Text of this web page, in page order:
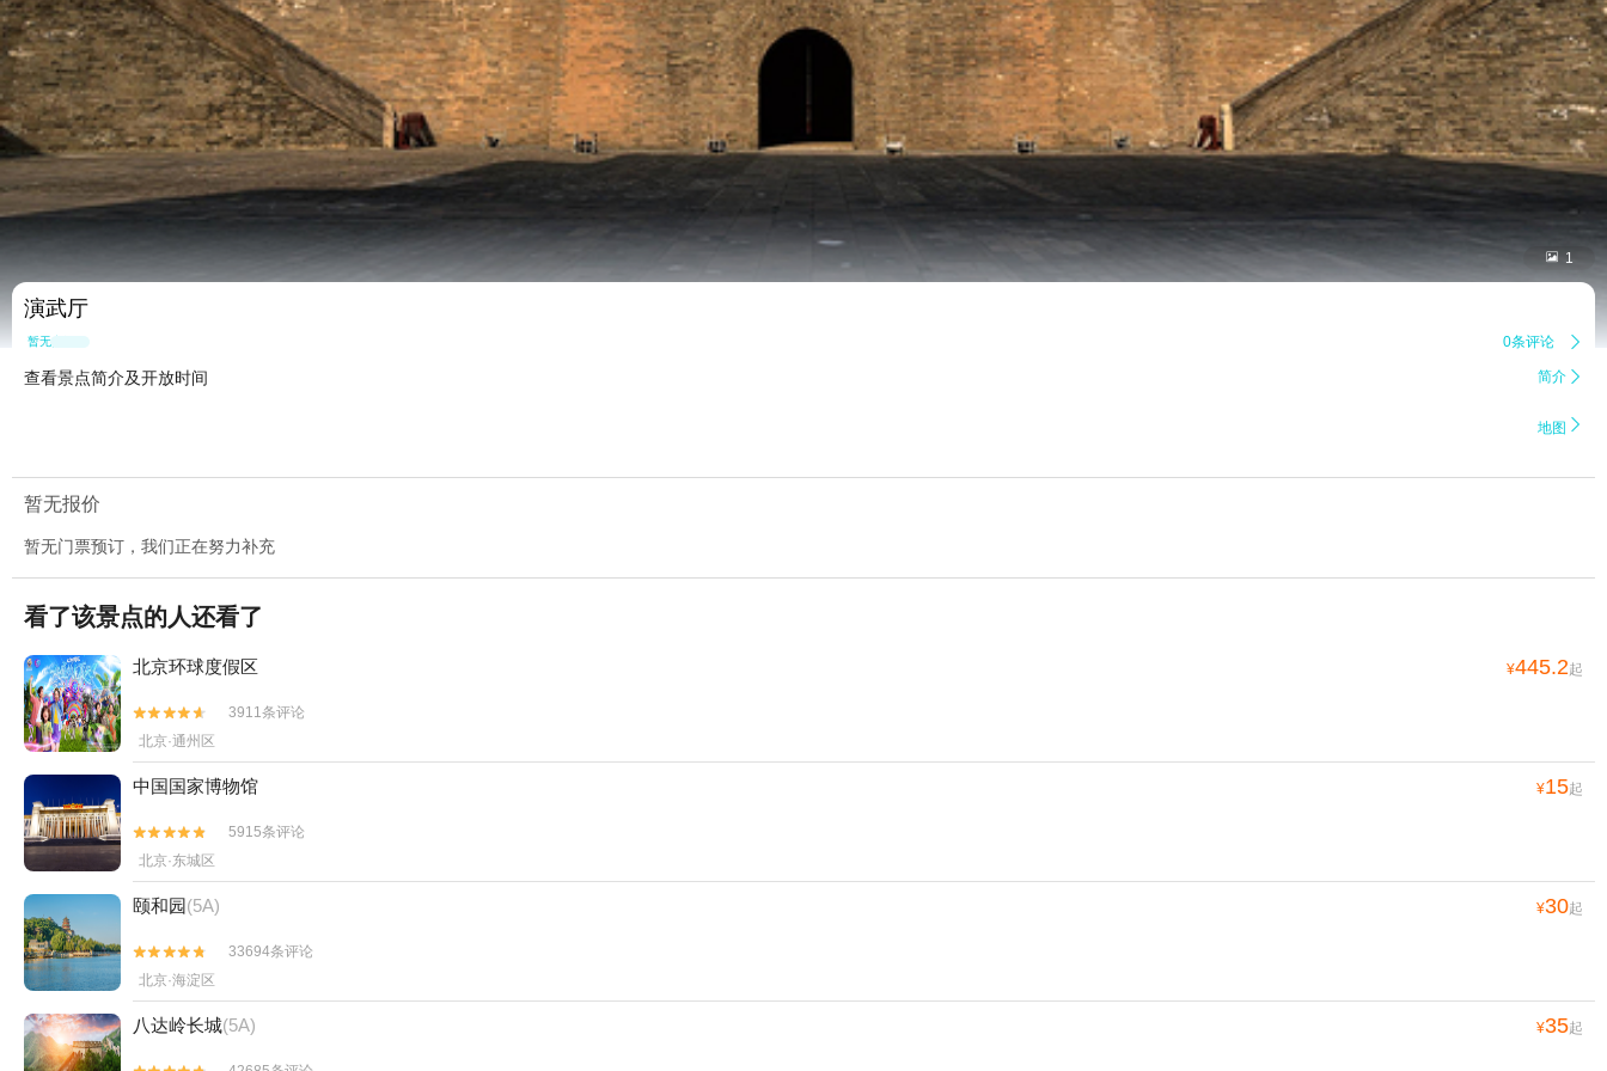
 1
演武厅
暂无点评 0条评论 
查看景点简介及开放时间 简介 
地图 
暂无报价
暂无门票预订，我们正在努力补充
看了该景点的人还看了
北京环球度假区 ¥445.2起


3911条评论
北京·通州区
中国国家博物馆 ¥15起


5915条评论
北京·东城区
颐和园(5A) ¥30起


33694条评论
北京·海淀区
八达岭长城(5A) ¥35起